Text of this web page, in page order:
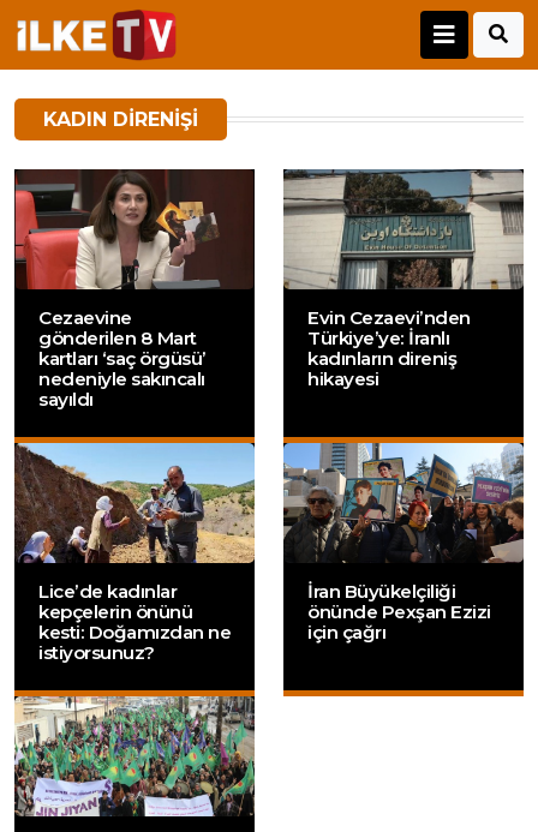
KADIN DIRENIŞI
Cezaevine
gönderilen 8 Mart
kartları ‘saç örgüsü’
nedeniyle sakıncalı
sayıldı
Evin Cezaevi’nden
Türkiye’ye: İranlı
kadınların direniş
hikayesi
Lice’de kadınlar
kepçelerin önünü
kesti: Doğamızdan ne
istiyorsunuz?
İran Büyükelçiliği
önünde Pexşan Ezizi
için çağrı